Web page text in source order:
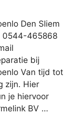
Den Sliem
0544-465868
bij
Van tijd tot
zijn. Hier
je hiervoor
BV …